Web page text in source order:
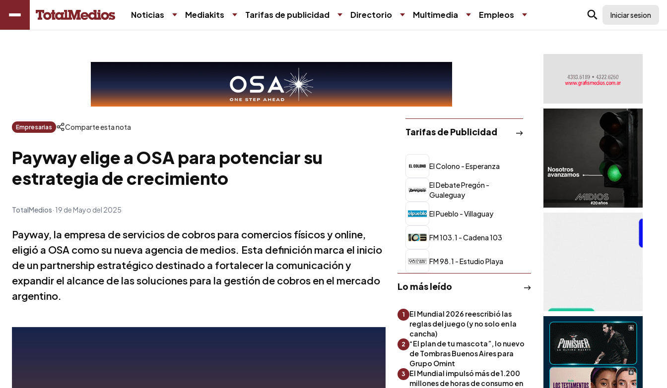
Noticias Mediakits Tarifas de publicidad Directorio Multimedia Empleos Iniciar sesion
Empresarias Comparte esta nota
Payway elige a OSA para potenciar su
estrategia de crecimiento
TotalMedios 19 de Mayo del 2025
Payway, la empresa de servicios de cobros para comercios físicos y online,
eligió a OSA como su nueva agencia de medios. Esta definición marca el inicio
de un partnership estratégico destinado a fortalecer la comunicación y
expandir el alcance de las soluciones para la gestión de cobros en el mercado
argentino.
Tarifas de Publicidad
El Colono - Esperanza
El Debate Pregón -
Gualeguay
El Pueblo - Villaguay
FM 103.1 - Cadena 103
FM 98.1 - Estudio Playa
Lo más leído
1
El Mundial 2026 reescribió las
reglas del juego (y no solo en la
cancha)
2
“El plan de tu mascota”, lo nuevo
de Tombras Buenos Aires para
Grupo Omint
3
El Mundial impulsó más de 1.200
millones de horas de consumo en